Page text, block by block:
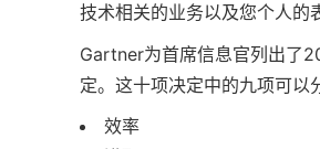
技术相关的业务以及您个人的
Gartner为首席信息官列出了
定。这十项决定中的九项可以
效率